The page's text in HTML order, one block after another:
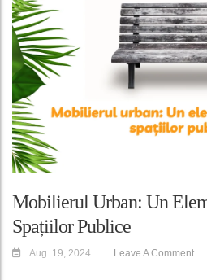
Mobilierul Urban: Un
Spațiilor Publice
Aug. 19, 2024 Leave A Comment